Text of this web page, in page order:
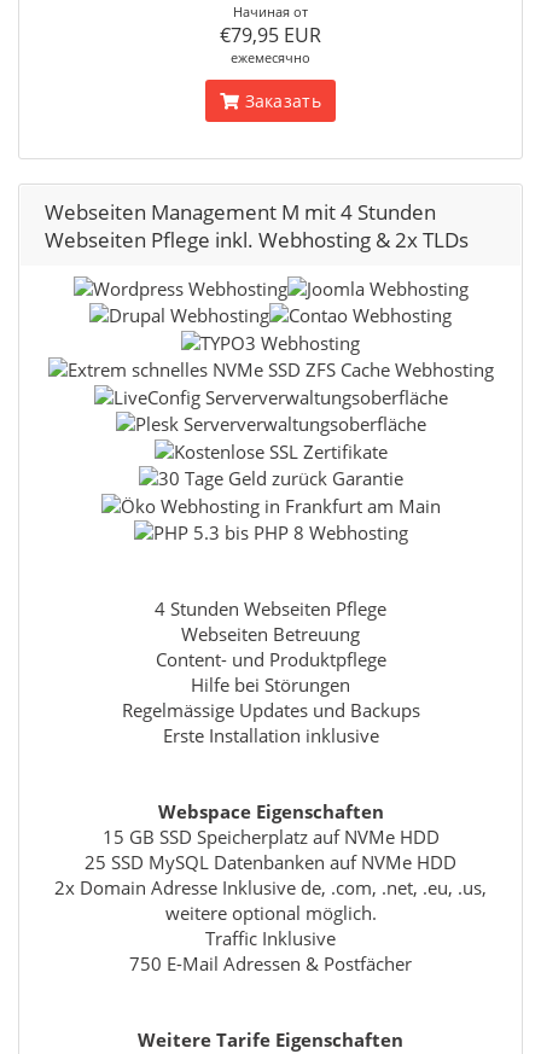
Начиная от
€79,95 EUR
ежемесячно
Заказать
Webseiten Management M mit 4 Stunden
Webseiten Pflege inkl. Webhosting & 2x TLDs
4 Stunden Webseiten Pflege
Webseiten Betreuung
Content- und Produktpflege
Hilfe bei Störungen
Regelmässige Updates und Backups
Erste Installation inklusive
Webspace Eigenschaften
15 GB SSD Speicherplatz auf NVMe HDD
25 SSD MySQL Datenbanken auf NVMe HDD
2x Domain Adresse Inklusive de, .com, .net, .eu, .us,
weitere optional möglich.
Traffic Inklusive
750 E-Mail Adressen & Postfächer
Weitere Tarife Eigenschaften